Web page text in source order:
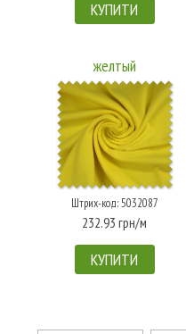
КУПИТИ
желтый
Штрих-код: 5032087
232.93 грн/м
КУПИТИ